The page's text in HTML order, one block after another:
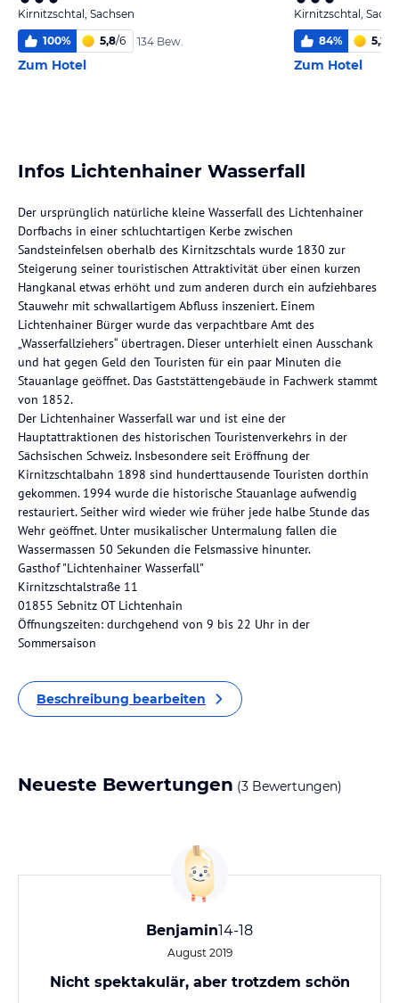
Kirnitzschtal, Sachsen
100% 5,8/6 134 Bew.
Zum Hotel
Kirnitzschtal,
84% 5,2
Zum Hotel
Infos Lichtenhainer Wasserfall
Der ursprünglich natürliche kleine Wasserfall des Lichtenhainer
Dorfbachs in einer schluchtartigen Kerbe zwischen
Sandsteinfelsen oberhalb des Kirnitzschtals wurde 1830 zur
Steigerung seiner touristischen Attraktivität über einen kurzen
Hangkanal etwas erhöht und zum anderen durch ein aufziehbares
Stauwehr mit schwallartigem Abfluss inszeniert. Einem
Lichtenhainer Bürger wurde das verpachtbare Amt des
„Wasserfallziehers“ übertragen. Dieser unterhielt einen Ausschank
und hat gegen Geld den Touristen für ein paar Minuten die
Stauanlage geöffnet. Das Gaststättengebäude in Fachwerk stammt
von 1852.
Der Lichtenhainer Wasserfall war und ist eine der
Hauptattraktionen des historischen Touristenverkehrs in der
Sächsischen Schweiz. Insbesondere seit Eröffnung der
Kirnitzschtalbahn 1898 sind hunderttausende Touristen dorthin
gekommen. 1994 wurde die historische Stauanlage aufwendig
restauriert. Seither wird wieder wie früher jede halbe Stunde das
Wehr geöffnet. Unter musikalischer Untermalung fallen die
Wassermassen 50 Sekunden die Felsmassive hinunter.
Gasthof "Lichtenhainer Wasserfall"
Kirnitzschtalstraße 11
01855 Sebnitz OT Lichtenhain
Öffnungszeiten: durchgehend von 9 bis 22 Uhr in der
Sommersaison
Beschreibung bearbeiten
Neueste Bewertungen (3 Bewertungen)
Benjamin14-18
August 2019
Nicht spektakulär, aber trotzdem schön